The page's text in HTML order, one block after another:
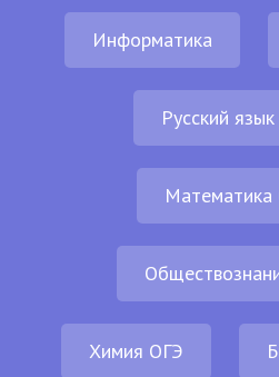
Информатика
Русский
Математика
Химия ОГЭ